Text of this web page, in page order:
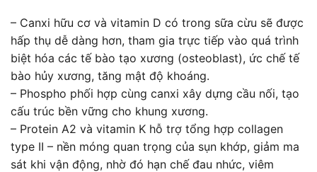
– Canxi hữu cơ và vitamin D có trong sữa cừu sẽ được
hấp thụ dễ dàng hơn, tham gia trực tiếp vào quá trình
biệt hóa các tế bào tạo xương (osteoblast), ức chế tế
bào hủy xương, tăng mật độ khoáng.
– Phospho phối hợp cùng canxi xây dựng cầu nối, tạo
cấu trúc bền vững cho khung xương.
– Protein A2 và vitamin K hỗ trợ tổng hợp collagen
type II – nền móng quan trọng của sụn khớp, giảm ma
sát khi vận động, nhờ đó hạn chế đau nhức, viêm